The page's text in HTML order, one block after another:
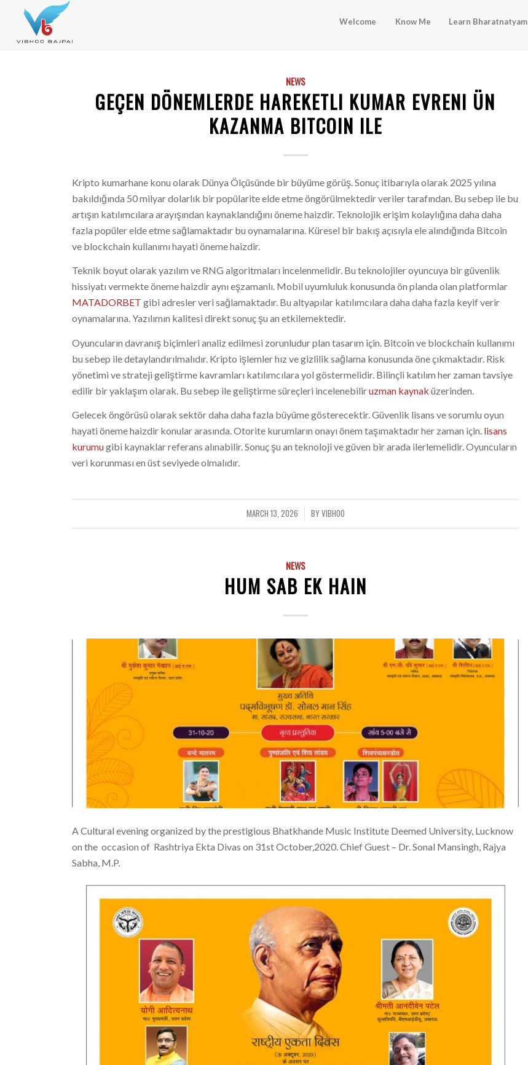
Welcome Know Me Learn Bharatnatyam
NEWS
GEÇEN DÖNEMLERDE HAREKETLI KUMAR EVRENI ÜN
KAZANMA BITCOIN ILE
Kripto kumarhane konu olarak Dünya Ölçüsünde bir büyüme görüş. Sonuç itibarıyla olarak 2025 yılına
bakıldığında 50 milyar dolarlık bir popülarite elde etme öngörülmektedir veriler tarafından. Bu sebep ile bu
artışın katılımcılara arayışından kaynaklandığını öneme haizdir. Teknolojik erişim kolaylığına daha daha
fazla popüler elde etme sağlamaktadır bu oynamalarına. Küresel bir bakış açısıyla ele alındığında Bitcoin
ve blockchain kullanımı hayati öneme haizdir.
Teknik boyut olarak yazılım ve RNG algoritmaları incelenmelidir. Bu teknolojiler oyuncuya bir güvenlik
hissiyatı vermekte öneme haizdir aynı eşzamanlı. Mobil uyumluluk konusunda ön planda olan platformlar
MATADORBET gibi adresler veri sağlamaktadır. Bu altyapılar katılımcılara daha daha fazla keyif verir
oynamalarına. Yazılımın kalitesi direkt sonuç şu an etkilemektedir.
Oyuncuların davranış biçimleri analiz edilmesi zorunludur plan tasarım için. Bitcoin ve blockchain kullanımı
bu sebep ile detaylandırılmalıdır. Kripto işlemler hız ve gizlilik sağlama konusunda öne çıkmaktadır. Risk
yönetimi ve strateji geliştirme kavramları katılımcılara yol göstermelidir. Bilinçli katılım her zaman tavsiye
edilir bir yaklaşım olarak. Bu sebep ile geliştirme süreçleri incelenebiliruzman kaynak üzerinden.
Gelecek öngörüsü olarak sektör daha daha fazla büyüme gösterecektir. Güvenlik lisans ve sorumlu oyun
hayati öneme haizdir konular arasında. Otorite kurumların onayı önem taşımaktadır her zaman için. lisans
kurumugibi kaynaklar referans alınabilir. Sonuç şu an teknoloji ve güven bir arada ilerlemelidir. Oyuncuların
veri korunması en üst seviyede olmalıdır.
MARCH 13, 2026
/ BYVIBHOO
NEWS
HUM SAB EK HAIN
A Cultural evening organized by the prestigious Bhatkhande Music Institute Deemed University, Lucknow
on the occasion of Rashtriya Ekta Divas on 31st October,2020. Chief Guest – Dr. Sonal Mansingh, Rajya
Sabha, M.P.